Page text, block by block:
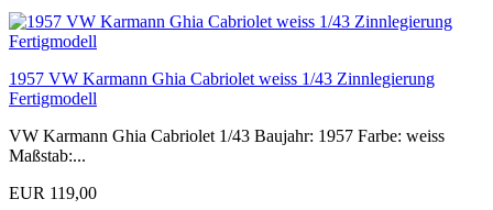
1957 VW Karmann Ghia Cabriolet weiss 1/43 Zinnlegierung
Fertigmodell
VW Karmann Ghia Cabriolet 1/43 Baujahr: 1957 Farbe: weiss
Maßstab:...
EUR 119,00